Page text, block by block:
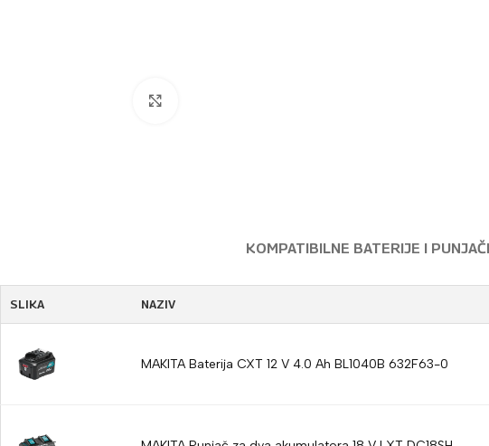
KOMPATIBILNE BATERIJE I PUNJAČI
SLIKA NAZIV
MAKITA Baterija CXT 12 V 4.0 Ah BL1040B 632F63-0